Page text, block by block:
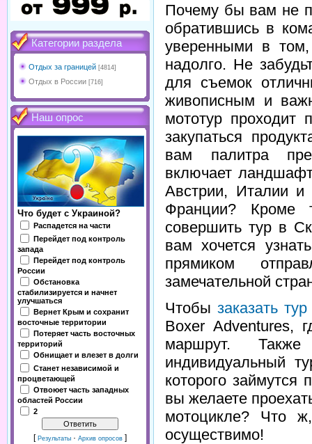
Категории раздела
Отдых за границей [4814]
Отдых в России [716]
Наш опрос
Что будет с Украиной?
Распадется на части
Перейдет под контроль
запада
Перейдет под контроль
России
Обстановка
стабилизируется и начнет
улучшаться
Вернет Крым и сохранит
восточные территории
Потеряет часть восточных
территорий
Обнищает и влезет в долги
Станет независимой и
процветающей
Отвоюет часть западных
областей России
2
[ Результаты · Архив опросов ]
Почему бы вам не
обратившись в
уверенными в
надолго. Не
для съемок
живописным и
мототур проходит
закупаться
вам палитра
включает
Австрии, Италии
Франции? Кроме
совершить тур в
вам хочется
прямиком
замечательной
Чтобызаказать
Boxer Adventures,
маршрут.
индивидуальный
которого
вы желаете
мотоцикле? Что
осуществимо!